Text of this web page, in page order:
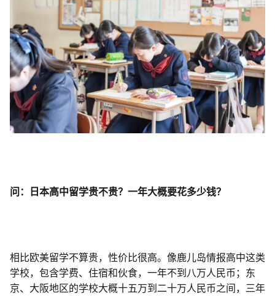
问：日本高中留学贵不贵？一年大概要花多少钱？
相比欧美留学不算贵，性价比很高。像鹿儿岛情报高中这类
学校，包含学费、住宿和伙食，一年不到八万人民币；东
京、大阪地区的学校大概十五万到二十万人民币之间，三年